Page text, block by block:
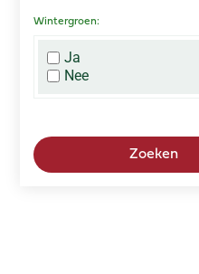
Roze
Zwart
Wintergroen:
Ja
Nee